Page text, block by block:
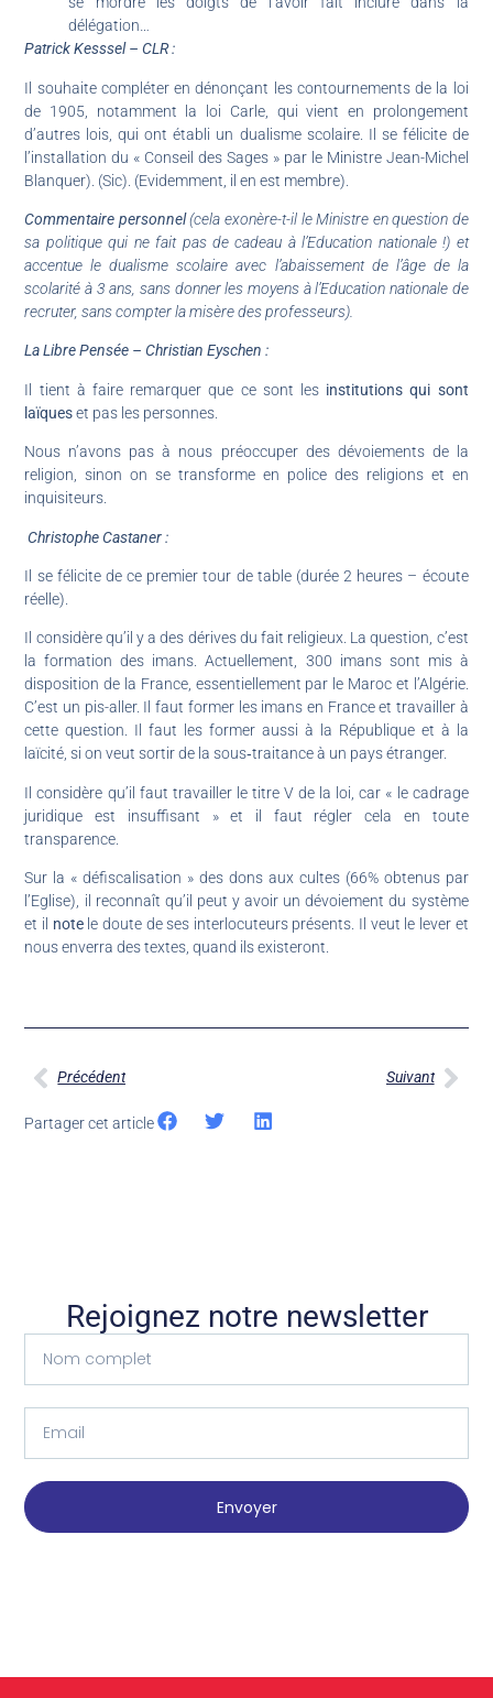
délégation…
Patrick Kesssel – CLR :
Il souhaite compléter en dénonçant les contournements de la loi
de 1905, notamment la loi Carle, qui vient en prolongement
d’autres lois, qui ont établi un dualisme scolaire. Il se félicite de
l’installation du « Conseil des Sages » par le Ministre Jean-Michel
Blanquer). (Sic). (Evidemment, il en est membre).
Commentaire personnel(cela exonère-t-il le Ministre en question de
sa politique qui ne fait pas de cadeau à l’Education nationale !) et
accentue le dualisme scolaire avec l’abaissement de l’âge de la
scolarité à 3 ans, sans donner les moyens à l’Education nationale de
recruter, sans compter la misère des professeurs).
La Libre Pensée – Christian Eyschen :
Il tient à faire remarquer que ce sont les institutions qui sont
laïqueset pas les personnes.
Nous n’avons pas à nous préoccuper des dévoiements de la
religion, sinon on se transforme en police des religions et en
inquisiteurs.
Christophe Castaner :
Il se félicite de ce premier tour de table (durée 2 heures – écoute
réelle).
Il considère qu’il y a des dérives du fait religieux. La question, c’est
la formation des imans. Actuellement, 300 imans sont mis à
disposition de la France, essentiellement par le Maroc et l’Algérie.
C’est un pis-aller. Il faut former les imans en France et travailler à
cette question. Il faut les former aussi à la République et à la
laïcité, si on veut sortir de la sous‑traitance à un pays étranger.
Il considère qu’il faut travailler le titre V de la loi, car « le cadrage
juridique est insuffisant » et il faut régler cela en toute
transparence.
Sur la « défiscalisation » des dons aux cultes (66% obtenus par
l’Eglise), il reconnaît qu’il peut y avoir un dévoiement du système
et il notele doute de ses interlocuteurs présents. Il veut le lever et
nous enverra des textes, quand ils existeront.
Précédent Suivant
Partager cet article
Rejoignez notre newsletter
Envoyer